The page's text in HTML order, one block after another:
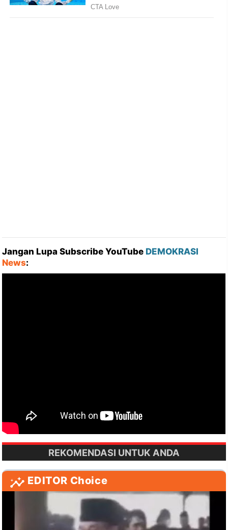
Jangan Lupa Subscribe YouTube DEMOKRASI
News:
REKOMENDASI UNTUK ANDA
EDITOR Choice